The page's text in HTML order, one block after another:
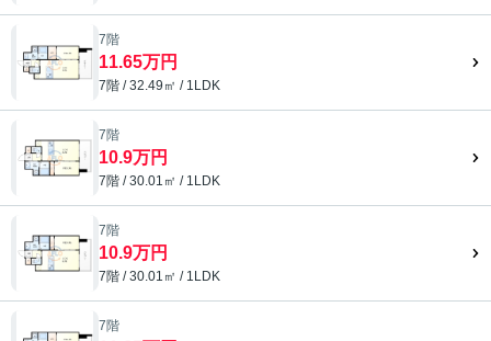
7階
11.65万円
7階 / 32.49㎡ / 1LDK
7階
10.9万円
7階 / 30.01㎡ / 1LDK
7階
10.9万円
7階 / 30.01㎡ / 1LDK
7階